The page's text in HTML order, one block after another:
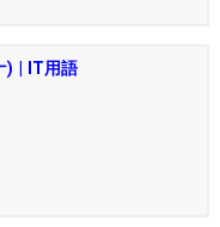
) | IT用語